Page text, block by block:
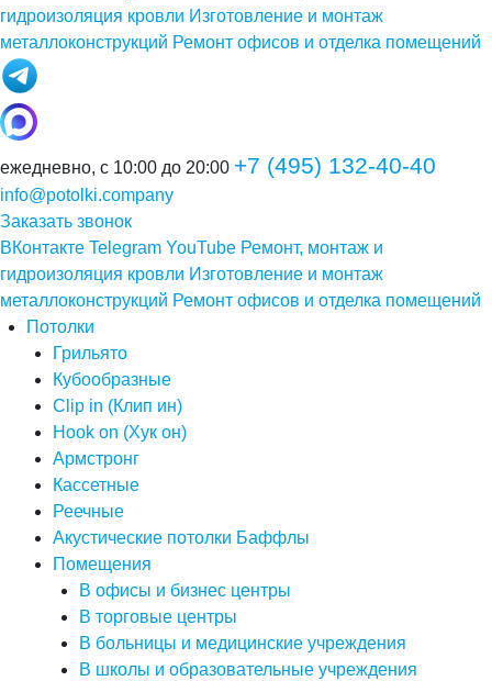
гидроизоляция кровли Изготовление и монтаж
металлоконструкций Ремонт офисов и отделка помещений
ежедневно, с 10:00 до 20:00 +7 (495) 132-40-40
info@potolki.company
Заказать звонок
ВКонтакте Telegram YouTube Ремонт, монтаж и
гидроизоляция кровли Изготовление и монтаж
металлоконструкций Ремонт офисов и отделка помещений
Потолки
Грильято
Кубообразные
Clip in (Клип ин)
Hook on (Хук он)
Армстронг
Кассетные
Реечные
Акустические потолки Баффлы
Помещения
В офисы и бизнес центры
В торговые центры
В больницы и медицинские учреждения
В школы и образовательные учреждения